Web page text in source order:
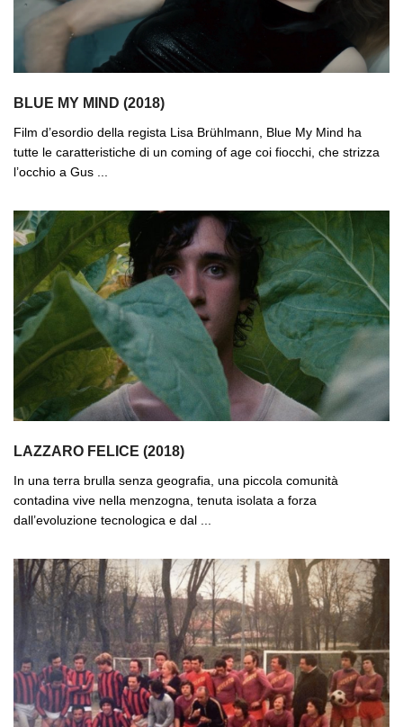
BLUE MY MIND (2018)
Film d’esordio della regista Lisa Brühlmann, Blue My Mind ha
tutte le caratteristiche di un coming of age coi fiocchi, che strizza
l’occhio a Gus ...
LAZZARO FELICE (2018)
In una terra brulla senza geografia, una piccola comunità
contadina vive nella menzogna, tenuta isolata a forza
dall’evoluzione tecnologica e dal ...